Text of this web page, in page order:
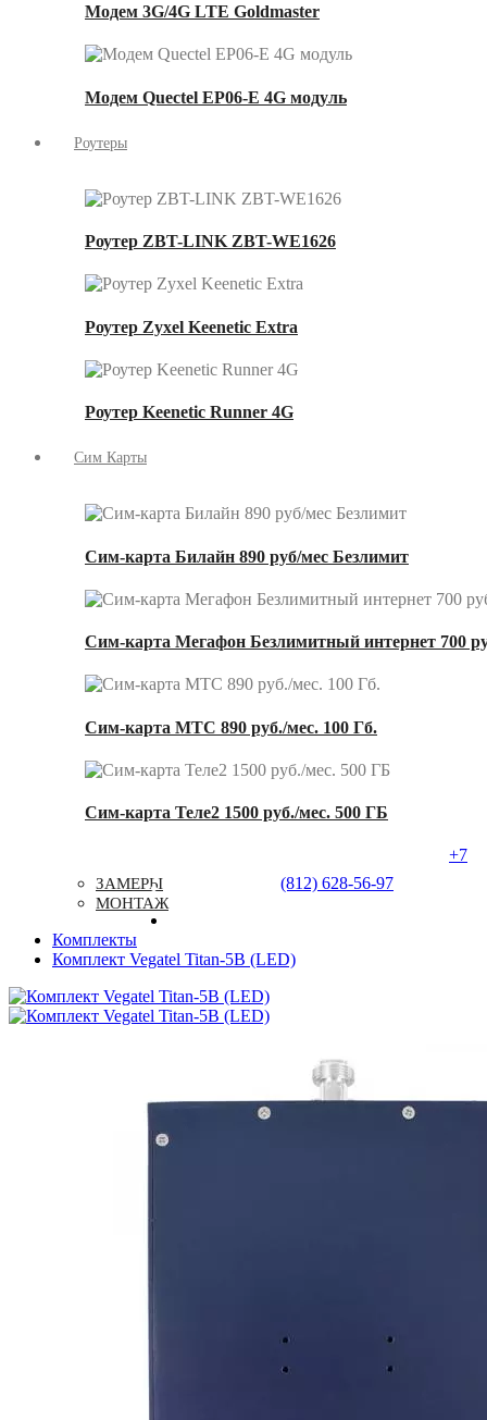
Модем 3G/4G LTE Goldmaster
Модем Quectel EP06-E 4G модуль
Роутеры
Роутер ZBT-LINK ZBT-WE1626
Роутер Zyxel Keenetic Extra
Роутер Keenetic Runner 4G
Сим Карты
Сим-карта Билайн 890 руб/мес Безлимит
Сим-карта Мегафон Безлимитный интернет 700
Сим-карта МТС 890 руб./мес. 100 Гб.
Сим-карта Теле2 1500 руб./мес. 500 ГБ
ЗАМЕРЫ
МОНТАЖ
+7
(812) 628-56-97
Комплекты
Комплект Vegatel Titan-5B (LED)